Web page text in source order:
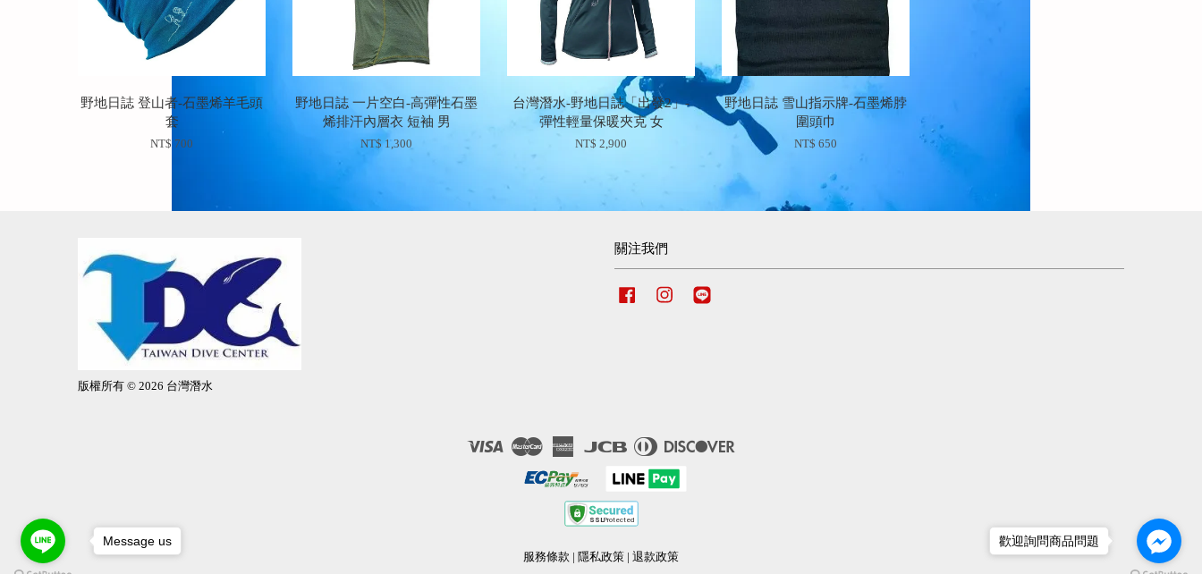
野地日誌 登山者-石墨烯羊毛頭
套
NT$ 700
野地日誌 一片空白-高彈性石墨
烯排汗內層衣 短袖 男
NT$ 1,300
台灣潛水-野地日誌「出發2」-
彈性輕量保暖夾克 女
NT$ 2,900
野地日誌 雪山指示牌-石墨烯脖
圍頭巾
NT$ 650
版權所有 © 2026 台灣潛水
關注我們
Facebook Instagram
Visa Master
American
JCB
Diners
服務條款 | 隱私政策 | 退款政策
歡迎詢問商品問題
Message us